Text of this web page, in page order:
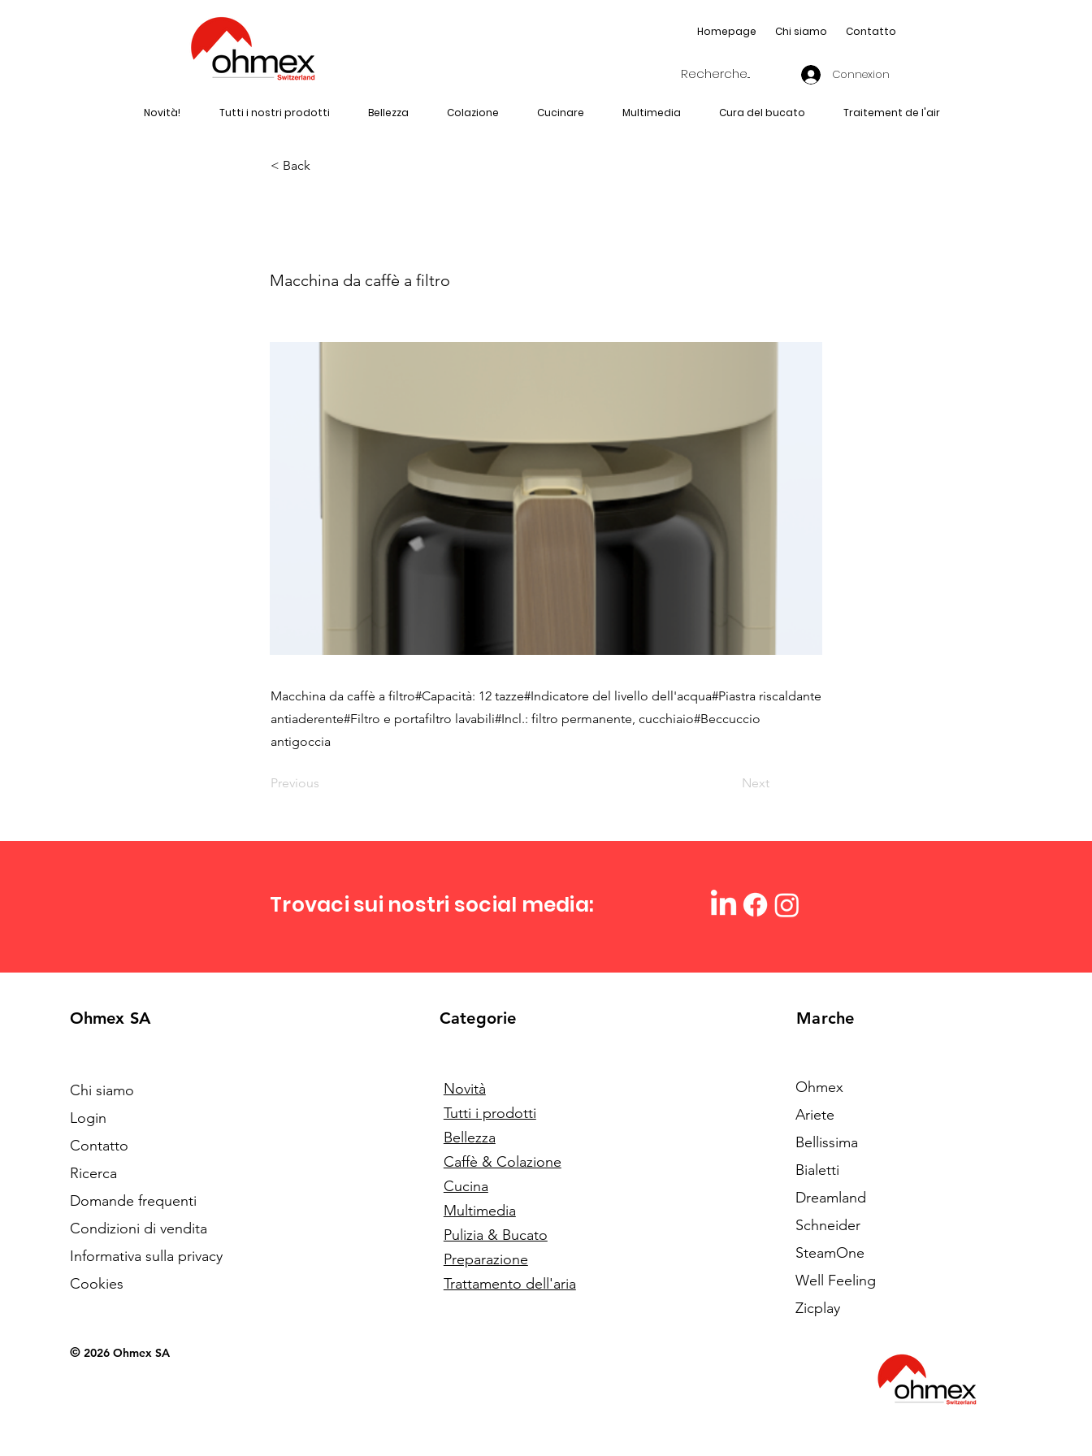
Homepage Chi siamo Contatto
Connexion
Novità! Tutti i nostri prodotti Bellezza Colazione Cucinare Multimedia Cura del bucato Traitement de l'air
< Back
Macchina da caffè a filtro
Macchina da caffè a filtro#Capacità: 12 tazze#Indicatore del livello dell'acqua#Piastra riscaldante
antiaderente#Filtro e portafiltro lavabili#Incl.: filtro permanente, cucchiaio#Beccuccio
antigoccia
Previous Next
Trovaci sui nostri social media:
Ohmex SA
Chi siamo
Login
Contatto
Ricerca
Domande frequenti
Condizioni di vendita
Informativa sulla privacy
Cookies
©2026 Ohmex SA
Categorie
Novità
Tutti i prodotti
Bellezza
Caffè & Colazione
Cucina
Multimedia
Pulizia & Bucato
Preparazione
Trattamento dell'aria
Marche
Ohmex
Ariete
Bellissima
Bialetti
Dreamland
Schneider
SteamOne
Well Feeling
Zicplay